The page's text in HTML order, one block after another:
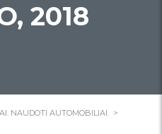
2018
NAUDOTI AUTOMOBILIAI. >